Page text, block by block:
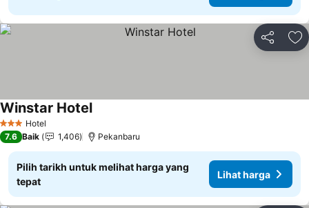
Kongsi
3 BintangHotel
Winstar Hotel
7.6 Baik 1,406 Pekanbaru
Pilih tarikh untuk melihat harga yang
tepat
Lihat harga